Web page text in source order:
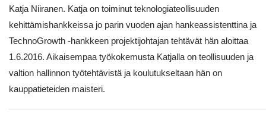
Katja Niiranen. Katja on toiminut teknologiateollisuuden
kehittämishankkeissa jo parin vuoden ajan hankeassistenttina ja
TechnoGrowth -hankkeen projektijohtajan tehtävät hän aloittaa
1.6.2016. Aikaisempaa työkokemusta Katjalla on teollisuuden ja
valtion hallinnon työtehtävistä ja koulutukseltaan hän on
kauppatieteiden maisteri.